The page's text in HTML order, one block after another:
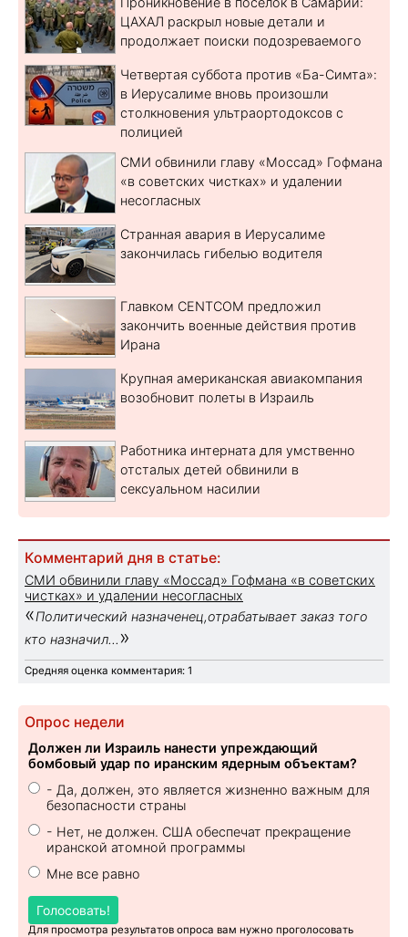
ЦАХАЛ раскрыл новые детали и
продолжает поиски подозреваемого
Четвертая суббота против «Ба-Симта»:
в Иерусалиме вновь произошли
столкновения ультраортодоксов с
полицией
СМИ обвинили главу «Моссад» Гофмана
«в советских чистках» и удалении
несогласных
Странная авария в Иерусалиме
закончилась гибелью водителя
Главком CENTCOM предложил
закончить военные действия против
Ирана
Крупная американская авиакомпания
возобновит полеты в Израиль
Работника интерната для умственно
отсталых детей обвинили в
сексуальном насилии
Комментарий дня в статье:
СМИ обвинили главу «Моссад» Гофмана «в советских
чистках» и удалении несогласных
«Политический назначенец,отрабатывает заказ того
кто назначил... »
Средняя оценка комментария: 1
Опрос недели
Должен ли Израиль нанести упреждающий
бомбовый удар по иранским ядерным объектам?
- Да, должен, это является жизненно важным для
безопасности страны
- Нет, не должен. США обеспечат прекращение
иранской атомной программы
Мне все равно
Голосовать!
Для просмотра результатов опроса вам нужно проголосовать